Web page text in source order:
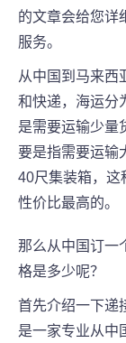
的文章会给您详
服务。
从中国到马来西
和快递，海运分
是需要运输少量
要是指需要运输
40尺集装箱，这
性价比最高的。
那么从中国订一
格是多少呢？
首先介绍一下递
是一家专业从中